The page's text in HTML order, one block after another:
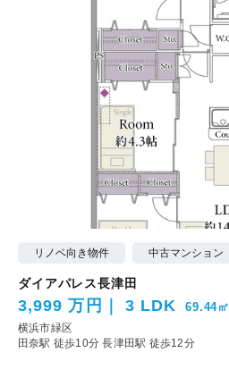
リノベ向き物件 中古マンション
ダイアパレス長津田
3,999 万円 3 LDK 69.44㎡
横浜市緑区
田奈駅 徒歩10分長津田駅 徒歩12分